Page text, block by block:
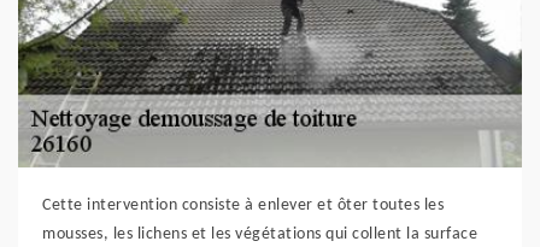
Cette intervention consiste à enlever et ôter toutes les
mousses, les lichens et les végétations qui collent la surface